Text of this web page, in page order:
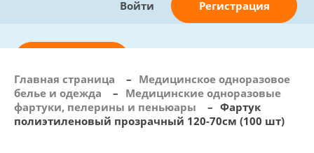
Войти Регистрация
info@sunmed.ru
Пн – Пт: с 10:00 - 18:00
Главная страница – Медицинское одноразовое
белье и одежда
– Медицинские одноразовые
фартуки, пелерины и пеньюары
– Фартук
полиэтиленовый прозрачный 120-70см (100 шт)